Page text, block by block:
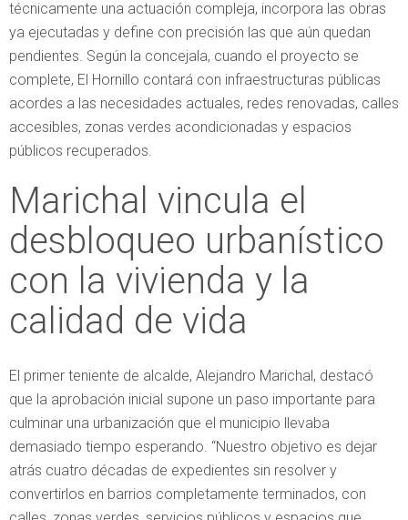
técnicamente una actuación compleja, incorpora las obras
ya ejecutadas y define con precisión las que aún quedan
pendientes. Según la concejala, cuando el proyecto se
complete, El Hornillo contará con infraestructuras públicas
acordes a las necesidades actuales, redes renovadas, calles
accesibles, zonas verdes acondicionadas y espacios
públicos recuperados.
Marichal vincula el
desbloqueo urbanístico
con la vivienda y la
calidad de vida
El primer teniente de alcalde, Alejandro Marichal, destacó
que la aprobación inicial supone un paso importante para
culminar una urbanización que el municipio llevaba
demasiado tiempo esperando. “Nuestro objetivo es dejar
atrás cuatro décadas de expedientes sin resolver y
convertirlos en barrios completamente terminados, con